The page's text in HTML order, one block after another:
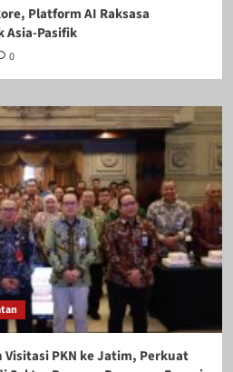
Platform AI Raksasa
Asia-Pasifik
0
PKN ke Jatim, Perkuat